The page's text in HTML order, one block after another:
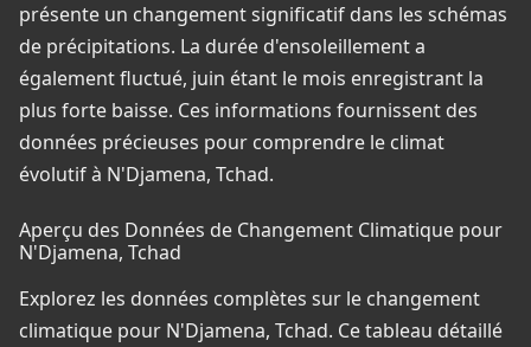
présente un changement significatif dans les schémas
de précipitations. La durée d'ensoleillement a
également fluctué, juin étant le mois enregistrant la
plus forte baisse. Ces informations fournissent des
données précieuses pour comprendre le climat
évolutif à N'Djamena, Tchad.
Aperçu des Données de Changement Climatique pour
N'Djamena, Tchad
Explorez les données complètes sur le changement
climatique pour N'Djamena, Tchad. Ce tableau détaillé